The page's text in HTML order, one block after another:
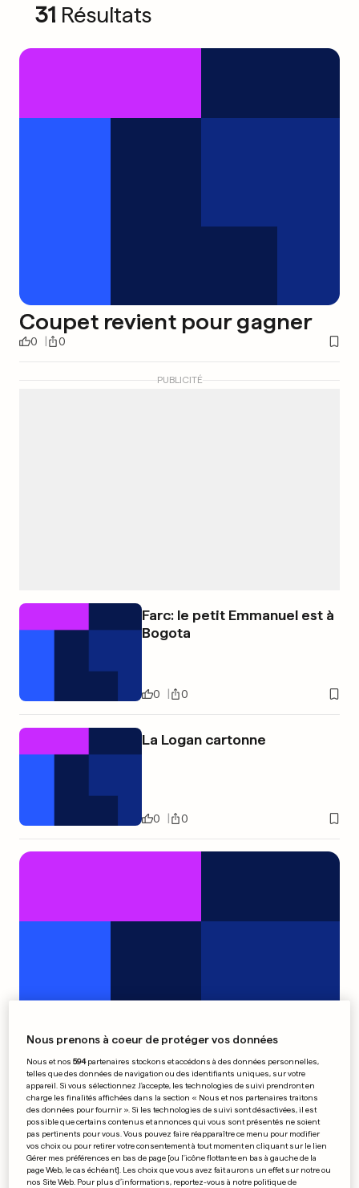
31 Résultats
Coupet revient pour gagner
0 0
Farc: le petit Emmanuel est à
Bogota
0 0
La Logan cartonne
0 0
PUBLICITÉ
Merkel veut des «camps de
rééducation»
0 0
Nous prenons à coeur de protéger vos données
Nous et nos594partenaires stockons et accédons à des données personnelles,
telles que des données de navigation ou des identifiants uniques, sur votre
appareil. Si vous sélectionnez J'accepte, les technologies de suivi prendront en
charge les finalités affichées dans la section « Nous et nos partenaires traitons
des données pour fournir ». Si les technologies de suivi sont désactivées, il est
possible que certains contenus et annonces qui vous sont présentés ne soient
pas pertinents pour vous. Vous pouvez faire réapparaître ce menu pour modifier
vos choix ou pour retirer votre consentement à tout moment en cliquant sur le lien
Gérer mes préférences en bas de page [ou l'icône flottante en bas à gauche de la
page Web, le cas échéant]. Les choix que vous avez fait aurons un effet sur notre ou
nos Site Web. Pour plus d’informations, reportez-vous à notre politique de